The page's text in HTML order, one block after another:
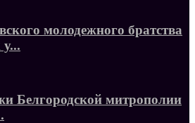
молодежного братства
Белгородской митрополии